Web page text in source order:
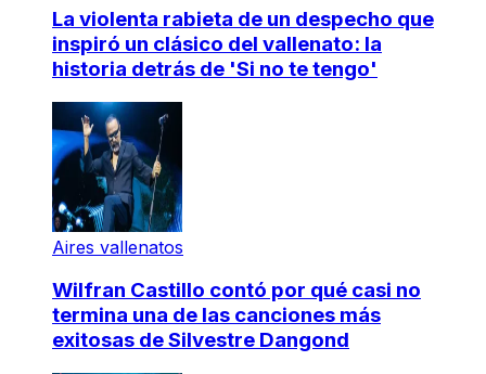
La violenta rabieta de un despecho que
inspiró un clásico del vallenato: la
historia detrás de 'Si no te tengo'
Aires vallenatos
Wilfran Castillo contó por qué casi no
termina una de las canciones más
exitosas de Silvestre Dangond